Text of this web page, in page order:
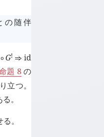
の随伴
∘ G! ⇒ id
題 8の
立つ。
。
。